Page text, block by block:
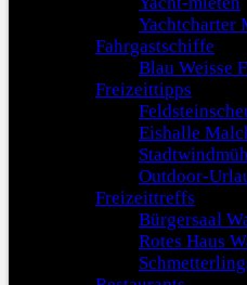
Yachtcharter
Fahrgastschiffe
Blau Weisse
Freizeittipps
Eishalle
Outdoor-
Freizeittreffs
Bürgersaal
Rotes Haus